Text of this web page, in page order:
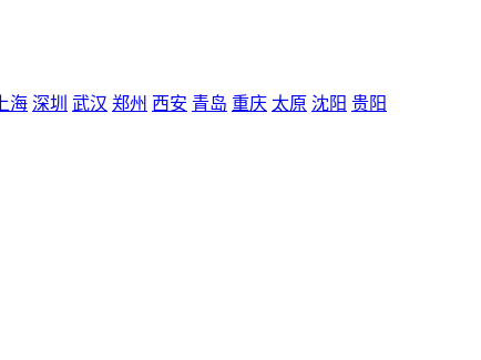
上海 深圳 武汉 郑州 西安 青岛 重庆 太原 沈阳 贵阳